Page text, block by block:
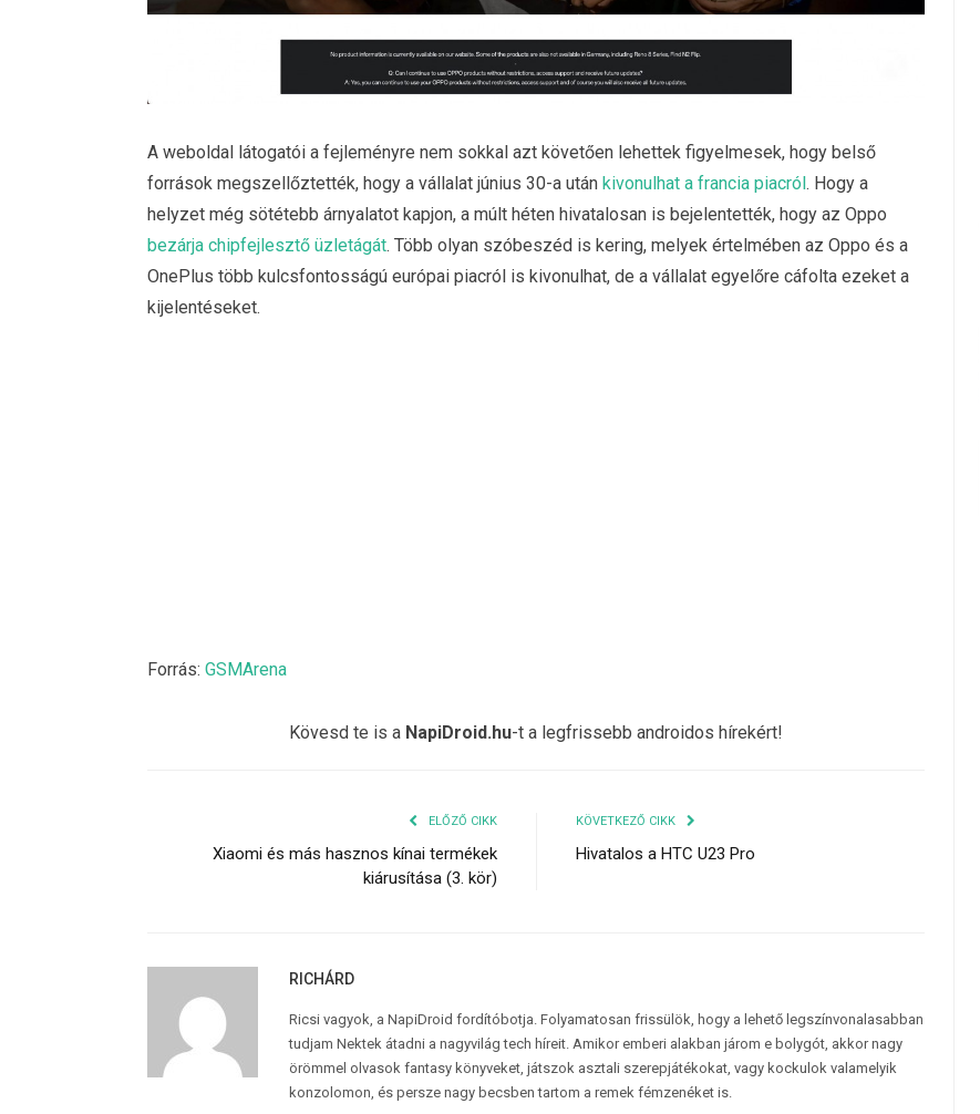
A weboldal látogatói a fejleményre nem sokkal azt követően lehettek figyelmesek, hogy belső
források megszellőztették, hogy a vállalat június 30-a után kivonulhat a francia piacról. Hogy a
helyzet még sötétebb árnyalatot kapjon, a múlt héten hivatalosan is bejelentették, hogy az Oppo
bezárja chipfejlesztő üzletágát. Több olyan szóbeszéd is kering, melyek értelmében az Oppo és a
OnePlus több kulcsfontosságú európai piacról is kivonulhat, de a vállalat egyelőre cáfolta ezeket a
kijelentéseket.
Forrás: GSMArena
Kövesd te is a NapiDroid.hu-t a legfrissebb androidos hírekért!
ELŐZŐ CIKK
Xiaomi és más hasznos kínai termékek
kiárusítása (3. kör)
KÖVETKEZŐ CIKK
Hivatalos a HTC U23 Pro
RICHÁRD
Ricsi vagyok, a NapiDroid fordítóbotja. Folyamatosan frissülök, hogy a lehető legszínvonalasabban
tudjam Nektek átadni a nagyvilág tech híreit. Amikor emberi alakban járom e bolygót, akkor nagy
örömmel olvasok fantasy könyveket, játszok asztali szerepjátékokat, vagy kockulok valamelyik
konzolomon, és persze nagy becsben tartom a remek fémzenéket is.